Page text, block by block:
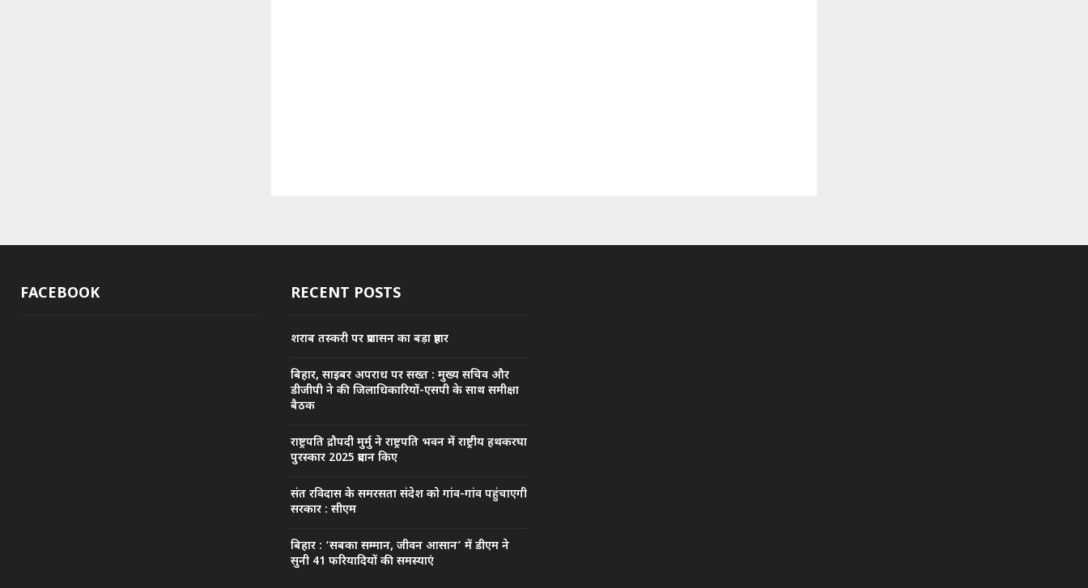
FACEBOOK RECENT POSTS
शराब तस्करी पर प्रशासन का बड़ा प्रहार
बिहार, साइबर अपराध पर सख्त : मुख्य सचिव और
डीजीपी ने की जिलाधिकारियों-एसपी के साथ समीक्षा
बैठक
राष्ट्रपति द्रौपदी मुर्मु ने राष्ट्रपति भवन में राष्ट्रीय हथकरघा
पुरस्कार 2025 प्रदान किए
संत रविदास के समरसता संदेश को गांव-गांव पहुंचाएगी
सरकार : सीएम
बिहार : ‘सबका सम्मान, जीवन आसान’ में डीएम ने
सुनी 41 फरियादियों की समस्याएं